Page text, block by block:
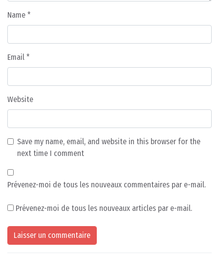
Name *
Email *
Website
Save my name, email, and website in this browser for the
next time I comment
Prévenez-moi de tous les nouveaux commentaires par e-mail.
Prévenez-moi de tous les nouveaux articles par e-mail.